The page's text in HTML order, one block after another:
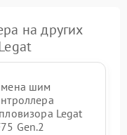
на других
шим
Legat
Gen.2